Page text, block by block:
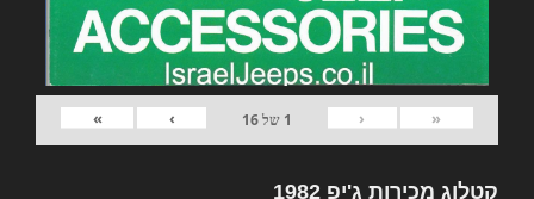
«
‹
1 של16
›
»
קטלוג מכירות ג'יפ 1982